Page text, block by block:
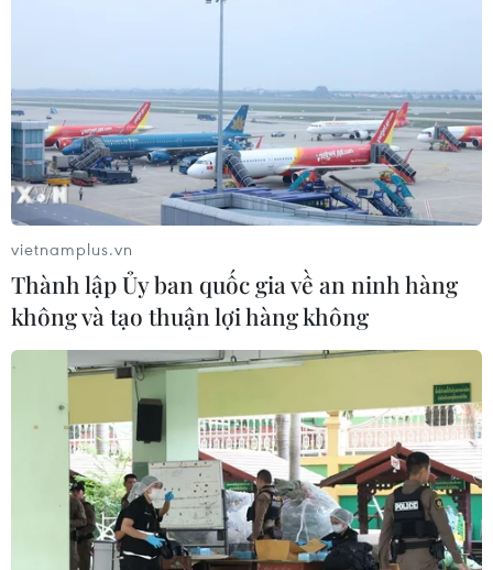
TIN CÙNG CHUYÊN MỤC
Dự trữ khí đốt châu Âu xuống thấp
nhất 5 năm
10/08/2026 13:37
Ấn Độ nhập khẩu dầu thô Nga cao kỷ
lục tháng thứ hai liên tiếp
10/08/2026 12:49
vietnamplus.vn
Thành lập Ủy ban quốc gia về an ninh hàng
không và tạo thuận lợi hàng không